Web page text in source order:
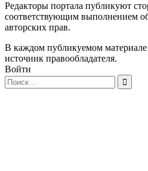
Редакторы портала публикуют
соответствующим выполнением
авторских прав.
В каждом публикуемом материале
источник правообладателя.
Войти